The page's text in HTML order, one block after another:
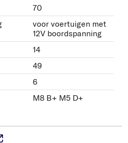
70
voor voertuigen met
12V boordspanning
14
49
6
M8 B+ M5 D+